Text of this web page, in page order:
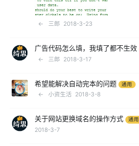
← 三郎 2018-3-23
广告代码怎么填，我填了都不生效
← 三郎 2018-3-17
希望能解决自动完本的问题 通用
← 小资生活 2018-3-8
关于网站更换域名的操作方式 通用
2018-3-7